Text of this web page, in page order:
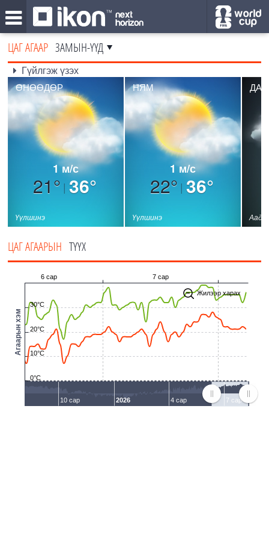
ЦАГ АГААР ЗАМЫН-ҮҮД
Гүйлгэж үзэх
ӨНӨӨДӨР
21° | 36°
1 м/с
Үүлшинэ
НЯМ
22° | 36°
1 м/с
Үүлшинэ
ЦАГ АГААРЫН ТҮҮХ